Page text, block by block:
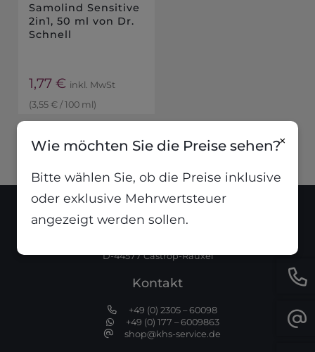
×
Wie möchten Sie die Preise sehen?
Bitte wählen Sie, ob die Preise inklusive
oder exklusive Mehrwertsteuer
angezeigt werden sollen.
Samolind Sensitive
2in1, 50 ml von Dr.
Schnell
1,77€ inkl. MwSt
(3,55 € /100 ml)
Standort
D-44577 Castrop-Rauxel
Kontakt
+49 (0) 2305 – 60098
+49 (0) 177 – 6009863
shop@khs-service.de